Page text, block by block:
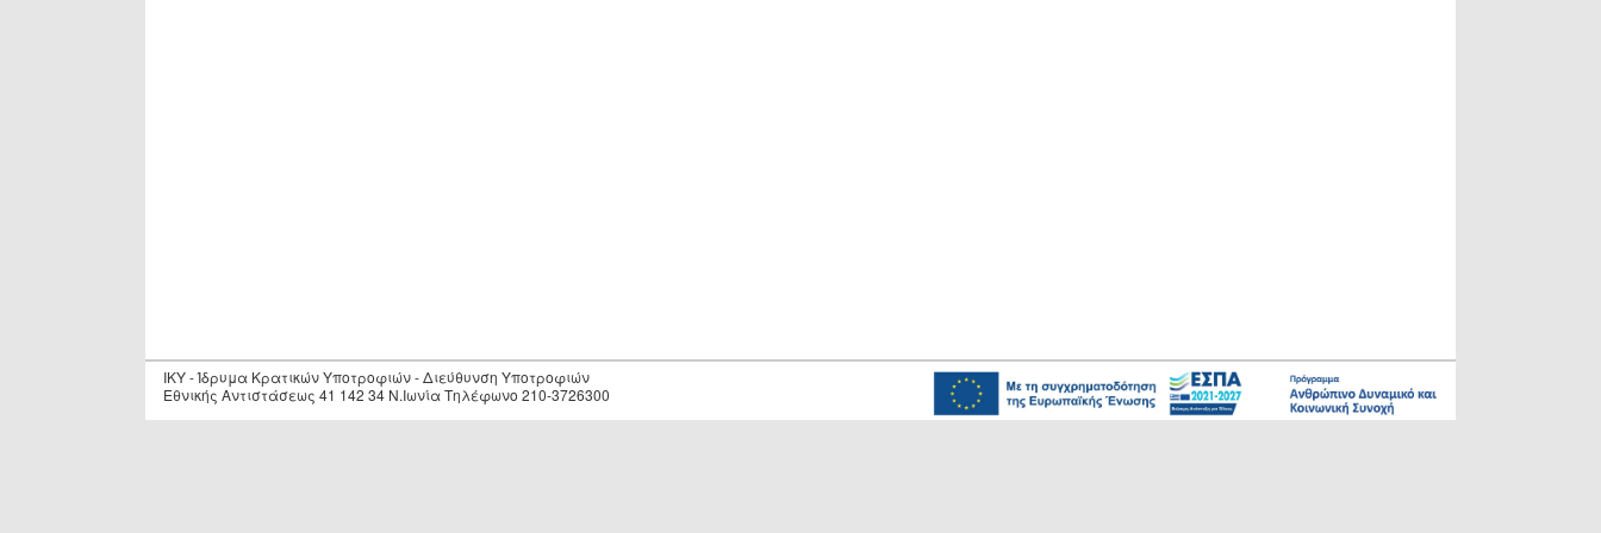
IKY - Ίδρυμα Κρατικών Υποτροφιών - Διεύθυνση Υποτροφιών
Εθνικής Αντιστάσεως 41 142 34 Ν.Ιωνία Τηλέφωνο 210-3726300